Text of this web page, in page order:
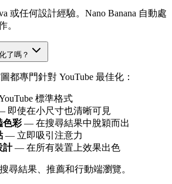
或任何設計經驗。Nano Banana 自動處
。
了嗎？
都專門針對 YouTube 最佳化：
標準格式
即使在小尺寸也清晰可見
色彩— 在搜尋結果中脫穎而出
— 立即吸引注意力
計— 在所有裝置上效果出色
尋結果、推薦和行動端瀏覽。